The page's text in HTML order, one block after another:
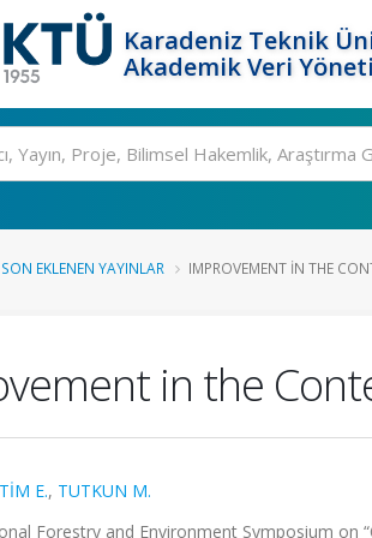
Karadeniz Teknik
Akademik Veri
SON EKLENEN YAYINLAR IMPROVEMENT IN THE
in the
E., TUTKUN M.
Forestry and Environment Symposium on